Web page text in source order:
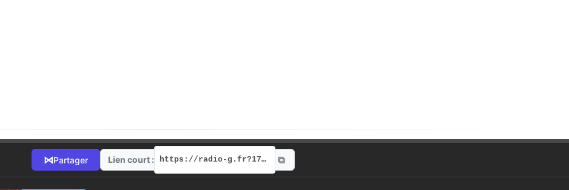
⋈Partager Lien court : https://radio-g.fr?17323 ⧉